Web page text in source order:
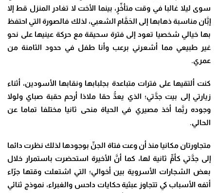
سوى ليلا غالبا في وقت متأخِّرٍ، بينما الأخت لا تغادر المنزل قط إلا
إبَّان مناسبة ذهابها إلى الحَمَّام الشعبي، لذلك فالصورة التي احتفظ
بها خيالي شخصيا تعود إلى فترة سحيقة مع حركة عينيها على نحو
غير طبيعي مما أشعرني برعب وأنا طفل في حدود الثامنة من
عمري.
كنت ألتقيها على فترات متباعدة بجلبابها ونقابها الأسودين، أثناء
زيارتي إلى بيت جدَّتي؛ الذي يعدُّ حقا ملاذا أرحم حقبة صباي ولولا
وجوده ربَّما أخذ مصيري في الحياة منحى ثانيا مختلفا تماما عن
الحالي.
متجاورتان مكانيا منذ أن وعت فتاة الجنِّ بوجودها لذلك نظرت دائما
إلى جدَّتي كأمٍّ ثانية لها، كما أنَّ الأخيرة استحضرت باستمرار خلال
بعض الشجارات الأسروية بين أخوالي؛ التي اشتعلت وقتها جرّاء
أتفه الأسباب كي تتجاوز عبثية حكايات داحس والغبراء، نموذج ثنائي